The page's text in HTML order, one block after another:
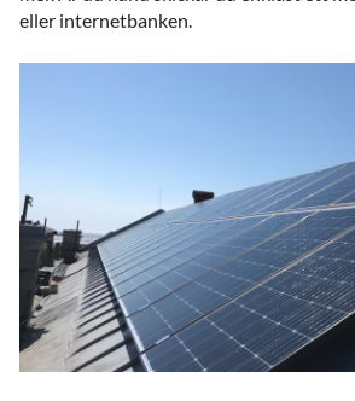
eller internetbanken.